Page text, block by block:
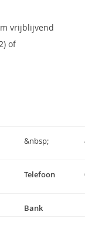
vrijblijvend
of
&nbsp;
Telefoon
Bank